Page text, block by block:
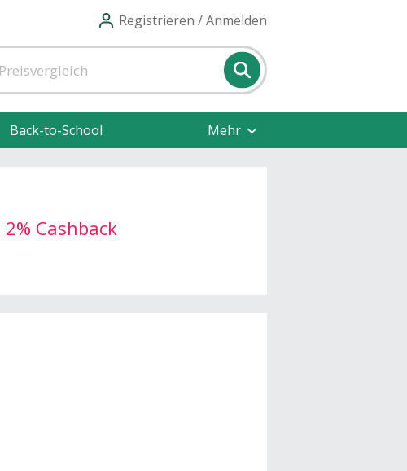
Registrieren / Anmelden
Back-to-School Mehr
2% Cashback